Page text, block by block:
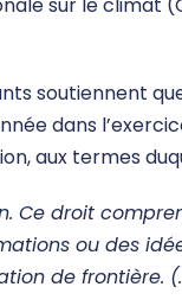
soutiennent
dans
aux termes
Ce droit
ou des
de frontière.